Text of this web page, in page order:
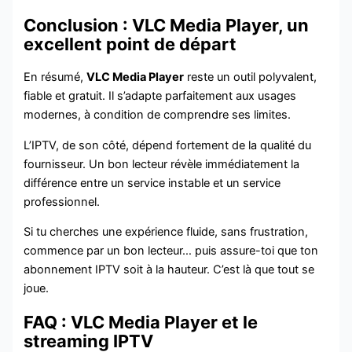
Conclusion : VLC Media Player, un
excellent point de départ
En résumé,VLC Media Player reste un outil polyvalent,
fiable et gratuit. Il s’adapte parfaitement aux usages
modernes, à condition de comprendre ses limites.
L’IPTV, de son côté, dépend fortement de la qualité du
fournisseur. Un bon lecteur révèle immédiatement la
différence entre un service instable et un service
professionnel.
Si tu cherches une expérience fluide, sans frustration,
commence par un bon lecteur… puis assure-toi que ton
abonnement IPTV soit à la hauteur. C’est là que tout se
joue.
FAQ : VLC Media Player et le
streaming IPTV